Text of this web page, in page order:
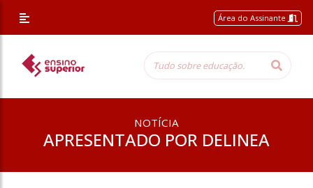
Área do Assinante
NOTÍCIA
APRESENTADO POR DELINEA